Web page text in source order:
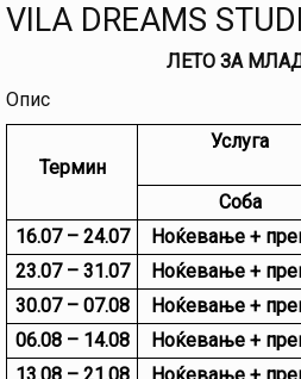
VILA DREAMS
ЛЕТО ЗА
Опис
Термин
Услуга
Соба
16.07 – 24.07
Ноќевање +
23.07 – 31.07
Ноќевање +
30.07 – 07.08
Ноќевање +
06.08 – 14.08
Ноќевање +